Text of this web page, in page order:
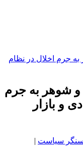
و شوهر به جرم
و بازار
سنگر سیاست |